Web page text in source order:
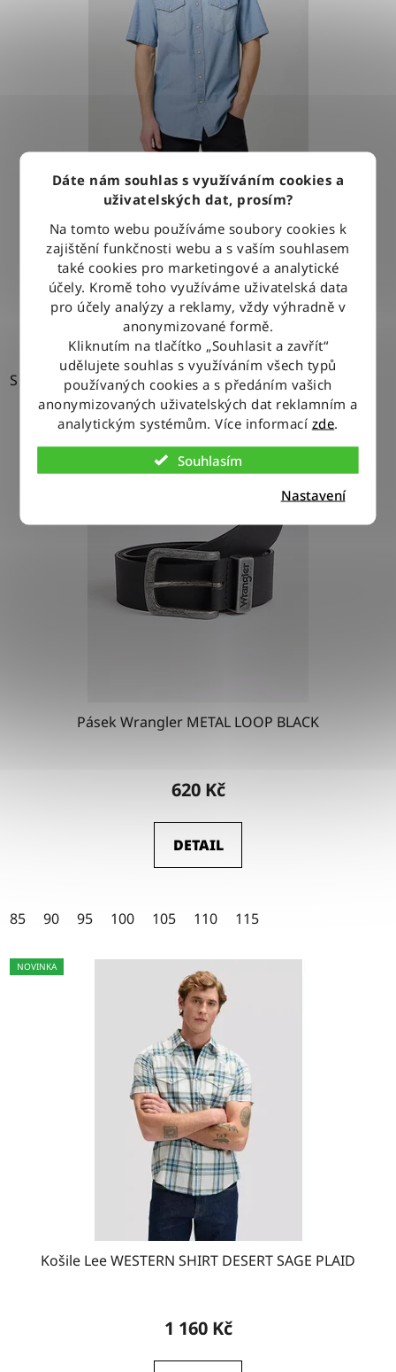
Dáte nám souhlas s využíváním cookies a
uživatelských dat, prosím?
Na tomto webu používáme soubory cookies k
zajištění funkčnosti webu a s vaším souhlasem
také cookies pro marketingové a analytické
účely. Kromě toho využíváme uživatelská data
pro účely analýzy a reklamy, vždy výhradně v
anonymizované formě.
Kliknutím na tlačítko „Souhlasit a zavřít“
udělujete souhlas s využíváním všech typů
používaných cookies a s předáním vašich
anonymizovaných uživatelských dat reklamním a
analytickým systémům. Více informací zde.
Souhlasím
Nastavení
Košile Wrangler WESTERN SHIRT LIGHT STONE
1 279 Kč
DETAIL
S
Pásek Wrangler METAL LOOP BLACK
hodnocení
produktu
je
4,5
hvězdiček.
620 Kč
DETAIL
85 90 95 100 105 110 115
NOVINKA
Košile Lee WESTERN SHIRT DESERT SAGE PLAID
1 160 Kč